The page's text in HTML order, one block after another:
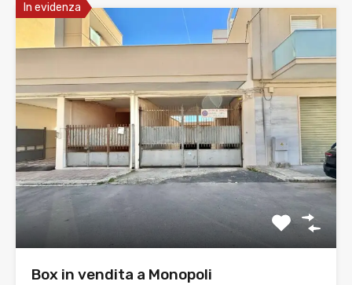
In evidenza
Box in vendita a Monopoli